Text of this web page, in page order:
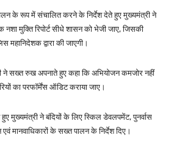
के रूप में संचालित करने के निर्देश देते हुए मुख्यमंत्री ने
मुक्ति रिपोर्ट सीधे शासन को भेजी जाए, जिसकी
महानिदेशक द्वारा की जाएगी।
ने सख्त रुख अपनाते हुए कहा कि अभियोजन कमजोर नहीं
का परफॉर्मेंस ऑडिट कराया जाए।
हुए मुख्यमंत्री ने बंदियों के लिए स्किल डेवलपमेंट, पुनर्वास
मानवाधिकारों के सख्त पालन के निर्देश दिए।